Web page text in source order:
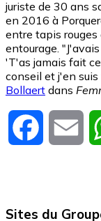
juriste de 30 ans
en 2016 à
entre tapis
entourage.
'T'as jamais fait
conseil et j'en
Bollaert dans
Facebook
Sites du